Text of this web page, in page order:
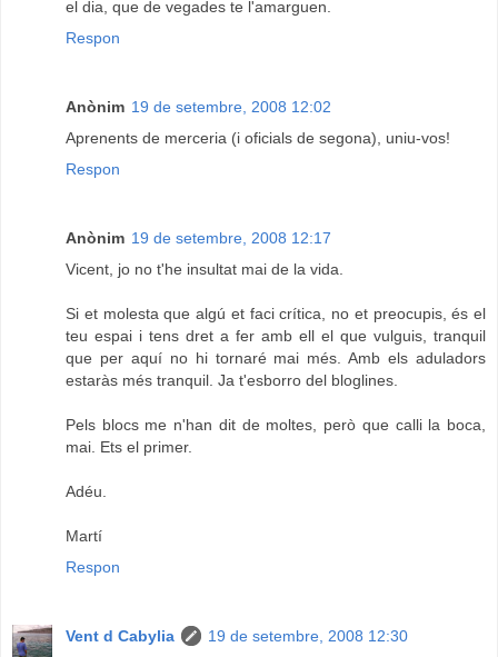
el dia, que de vegades te l'amarguen.
Respon
Anònim 19 de setembre, 2008 12:02
Aprenents de merceria (i oficials de segona), uniu-vos!
Respon
Anònim 19 de setembre, 2008 12:17
Vicent, jo no t'he insultat mai de la vida.
Si et molesta que algú et faci crítica, no et preocupis, és el
teu espai i tens dret a fer amb ell el que vulguis, tranquil
que per aquí no hi tornaré mai més. Amb els aduladors
estaràs més tranquil. Ja t'esborro del bloglines.
Pels blocs me n'han dit de moltes, però que calli la boca,
mai. Ets el primer.
Adéu.
Martí
Respon
Vent d Cabylia
19 de setembre, 2008 12:30